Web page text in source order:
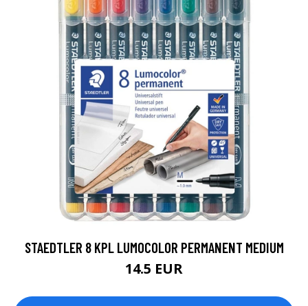
STAEDTLER 8 KPL LUMOCOLOR PERMANENT MEDIUM
14.5 EUR